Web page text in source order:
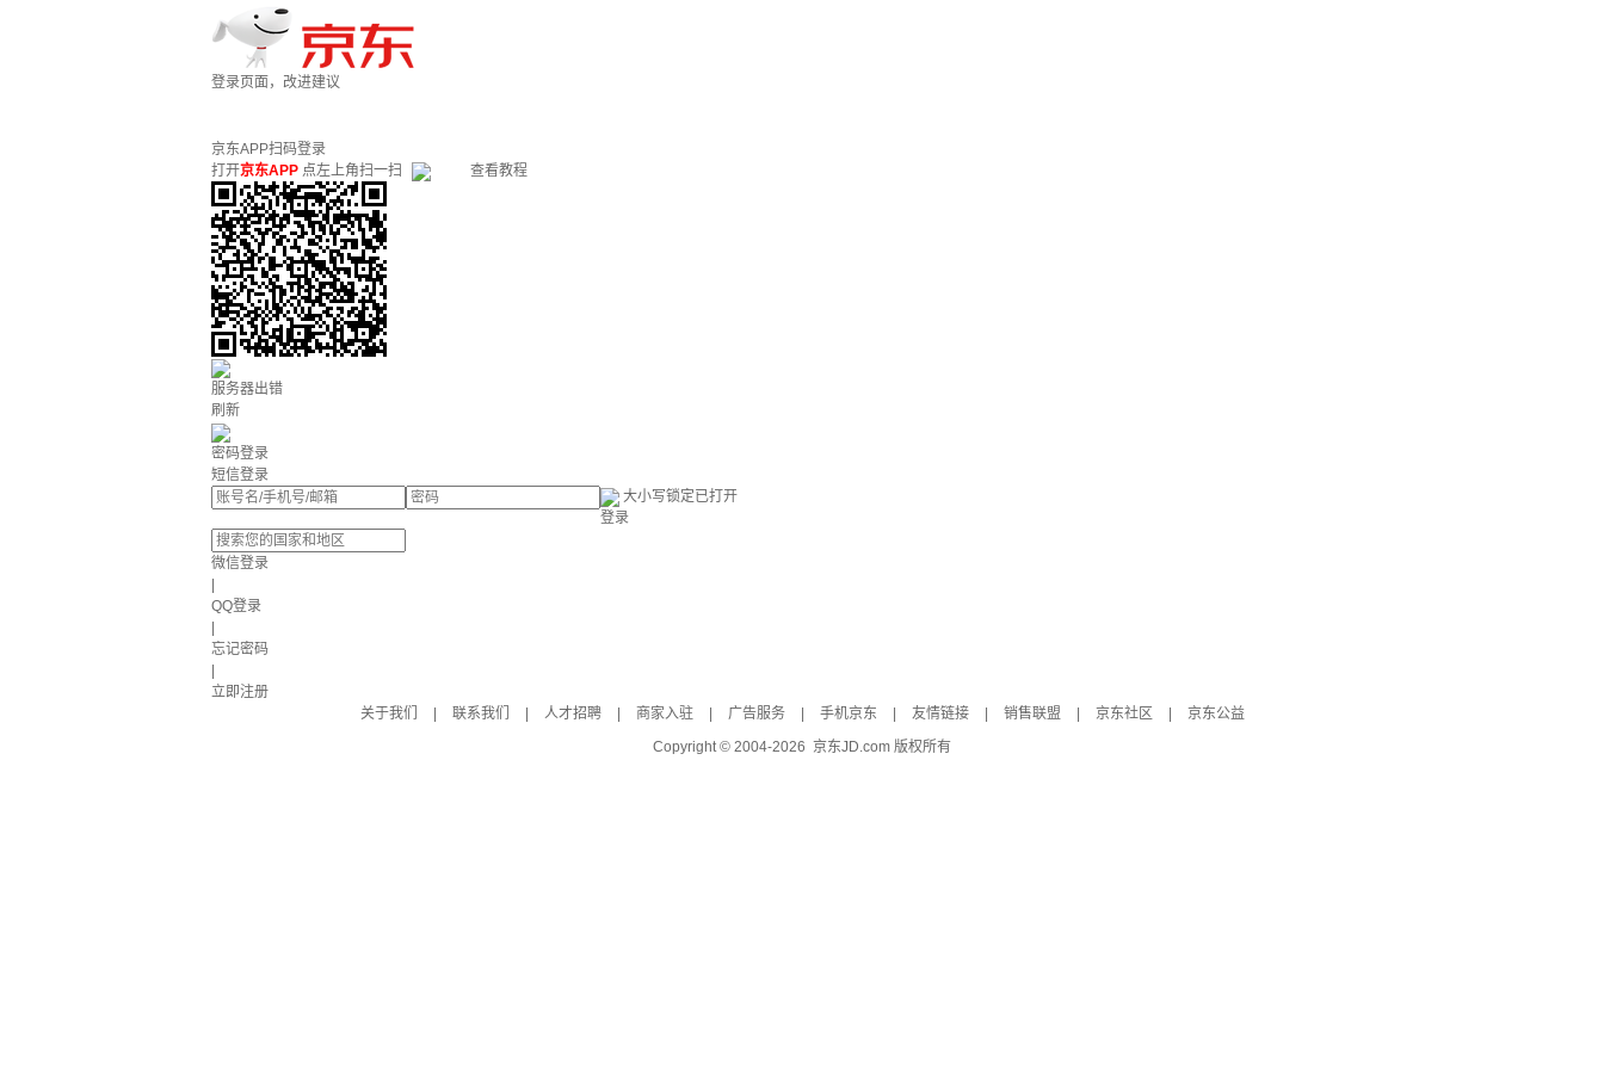
登录页面，改进建议
京东APP扫码登录
打开京东APP 点左上角扫一扫 查看教程
服务器出错
刷新
密码登录
短信登录
大小写锁定已打开
登录
微信登录
QQ登录
忘记密码
立即注册
关于我们
联系我们 人才招聘 商家入驻 广告服务 手机京东 友情链接 销售联盟 京东社区
京东公益
Copyright © 2004-2026 京东JD.com 版权所有